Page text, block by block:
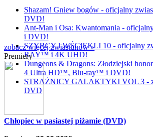
Shazam! Gniew bogów - oficjalny
DVD!
Ant-Man i Osa: Kwantomania -
i DVD!
SZYBCY I WŚCIEKLI 10 - oficjalny
RAY™ i 4K UHD!
Dungeons & Dragons: Złodziejski
4 Ultra HD™, Blu-ray™ i DVD!
STRAŻNICY GALAKTYKI VOL 3 -
DVD
zobacz więcej zwiastunów »
Premiery
Chłopiec w pasiastej piżamie (DVD)